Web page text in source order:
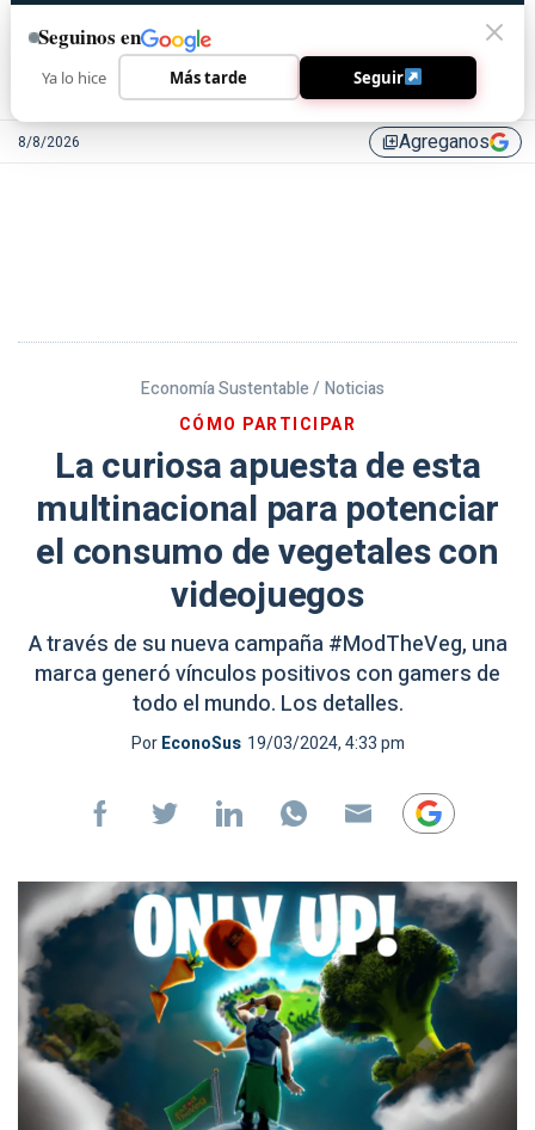
8/8/2026 library_addAgreganos
Economía Sustentable / Noticias
CÓMO PARTICIPAR
La curiosa apuesta de esta
multinacional para potenciar
el consumo de vegetales con
videojuegos
A través de su nueva campaña #ModTheVeg, una
marca generó vínculos positivos con gamers de
todo el mundo. Los detalles.
PorEconoSus 19/03/2024, 4:33 pm
Seguinos en
Ya lo hice Más tarde Seguir